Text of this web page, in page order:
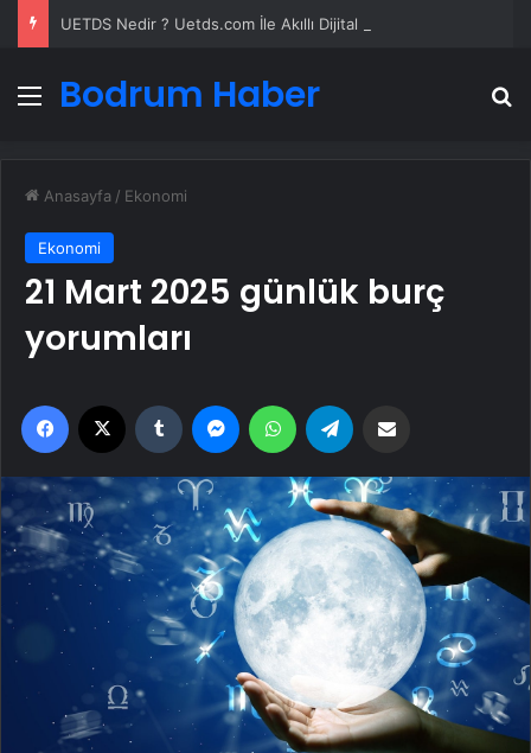
Menü
Bodrum Haber
Anasayfa / Ekonomi
Ekonomi
21 Mart 2025 günlük burç
yorumları
Facebook Tumblr MessengerWhatsApp